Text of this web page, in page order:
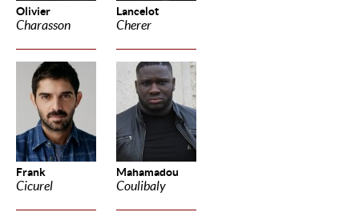
Olivier
Charasson
Lancelot
Cherer
Frank
Cicurel
Mahamadou
Coulibaly